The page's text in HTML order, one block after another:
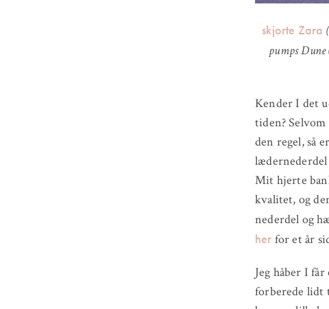
skjorte Zara
pumps
Kender I det
tiden?
den regel, så
lædernederdel
Mit hjerte
kvalitet, og
nederdel og
her for et år
Jeg håber I
forberede lidt